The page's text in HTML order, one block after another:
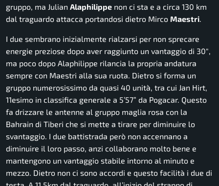
gruppo, ma Julian Alaphilippe non ci sta e a circa 130 km
dal traguardo attacca portandosi dietro Mirco Maestri.
I due sembrano inizialmente rialzarsi per non sprecare
energie preziose dopo aver raggiunto un vantaggio di 30″,
ma poco dopo Alaphilippe rilancia la propria andatura
sempre con Maestri alla sua ruota. Dietro si forma un
gruppo numerosissimo da quasi 40 unità, tra cui Jan Hirt,
11esimo in classifica generale a 5’57” da Pogacar. Questo
fa drizzare le antenne al gruppo maglia rosa con la
Bahrain di Tiberi che si mette a tirare per diminuire lo
svantaggio. I due battistrada però non accennano a
diminuire il loro passo, anzi collaborano molto bene e
mantengono un vantaggio stabile intorno al minuto e
mezzo. Dietro non ci sono accordi e questo facilità i due di